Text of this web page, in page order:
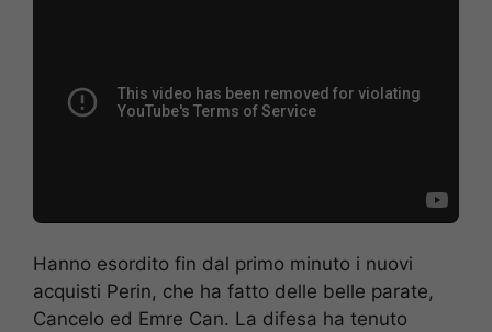
Hanno esordito fin dal primo minuto i nuovi
acquisti Perin, che ha fatto delle belle parate,
Cancelo ed Emre Can. La difesa ha tenuto